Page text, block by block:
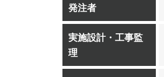
発注者
実施設計・工事監
理